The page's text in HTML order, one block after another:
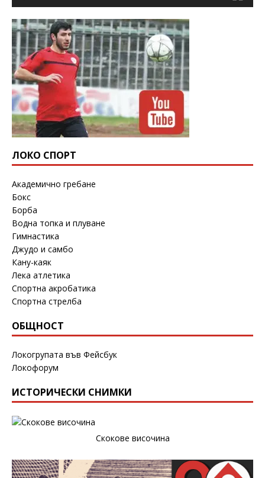
ЛОКО СПОРТ
Академично гребане
Бокс
Борба
Водна топка и плуване
Гимнастика
Джудо и самбо
Кану-каяк
Лека атлетика
Спортна акробатика
Спортна стрелба
ОБЩНОСТ
Локогрупата във Фейсбук
Локофорум
ИСТОРИЧЕСКИ СНИМКИ
Скокове височина